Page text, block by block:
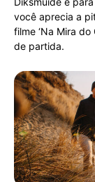
você aprecia a
filme ‘Na Mira
de partida.